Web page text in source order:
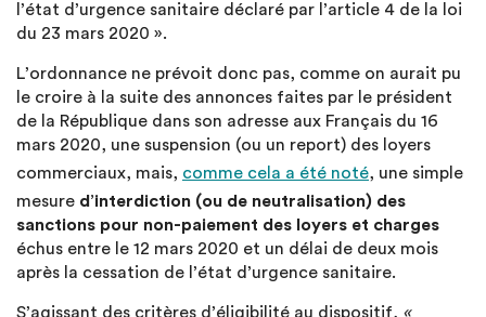
l’état d’urgence sanitaire déclaré par l’article 4 de la loi
du 23 mars 2020 ».
L’ordonnance ne prévoit donc pas, comme on aurait pu
le croire à la suite des annonces faites par le président
de la République dans son adresse aux Français du 16
mars 2020, une suspension (ou un report) des loyers
commerciaux, mais, comme cela a été noté, une simple
mesure d’interdiction (ou de neutralisation) des
sanctions pour non-paiement des loyers et charges
échus entre le 12 mars 2020 et un délai de deux mois
après la cessation de l’état d’urgence sanitaire.
S’agissant des critères d’éligibilité au dispositif, «